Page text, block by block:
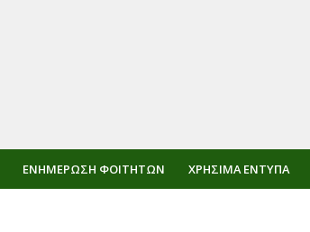
ΕΝΗΜΈΡΩΣΗ ΦΟΙΤΗΤΏΝ ΧΡΉΣΙΜΑ ΈΝΤΥΠΑ